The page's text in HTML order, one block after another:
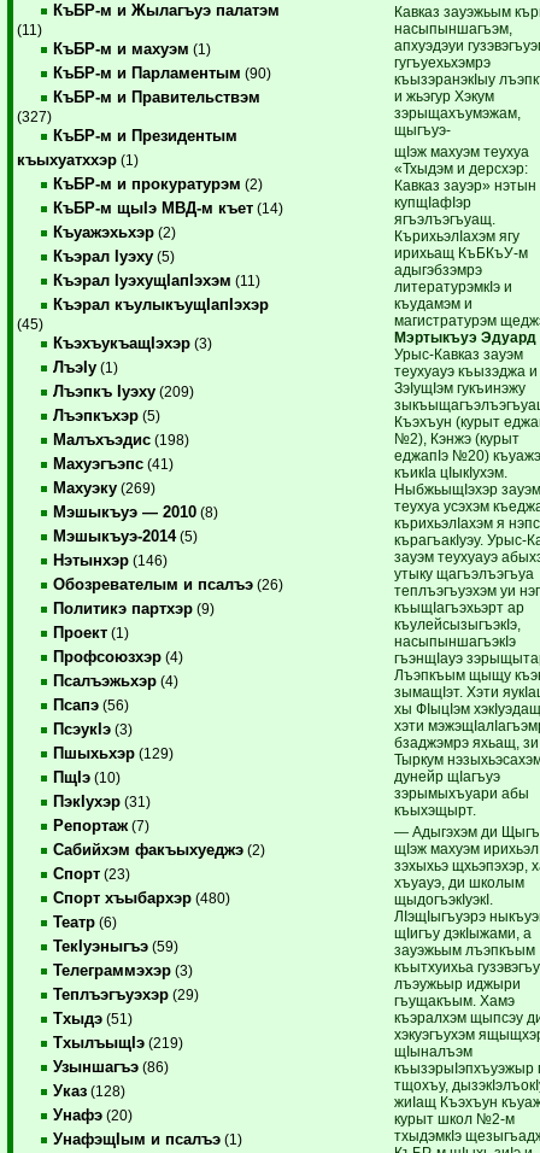
КъБР-м и Жылагъуэ палатэм
(11)
КъБР-м и махуэм (1)
КъБР-м и Парламентым (90)
КъБР-м и Правительствэм
(327)
КъБР-м и Президентым
къыхуатххэр (1)
КъБР-м и прокуратурэм (2)
КъБР-м щыIэ МВД-м къет (14)
Къуажэхьхэр (2)
Къэрал Iуэху (5)
Къэрал IуэхущIапIэхэм (11)
Къэрал къулыкъущIапIэхэр
(45)
КъэхъукъащIэхэр (3)
ЛъэIу (1)
Лъэпкъ Iуэху (209)
Лъэпкъхэр (5)
Малъхъэдис (198)
Махуэгъэпс (41)
Махуэку (269)
Мэшыкъуэ — 2010 (8)
Мэшыкъуэ-2014(5)
Нэтынхэр (146)
Обозревателым и псалъэ (26)
Политикэ партхэр (9)
Проект (1)
Профсоюзхэр (4)
Псалъэжьхэр (4)
Псапэ (56)
ПсэукIэ (3)
Пшыхьхэр (129)
ПщIэ (10)
ПэкIухэр (31)
Репортаж (7)
Сабийхэм факъыхуеджэ (2)
Спорт (23)
Спорт хъыбархэр (480)
Театр (6)
ТекIуэныгъэ (59)
Телеграммэхэр (3)
Теплъэгъуэхэр (29)
Тхыдэ (51)
ТхылъыщIэ (219)
Узыншагъэ (86)
Указ (128)
Унафэ (20)
УнафэщIым и псалъэ (1)
Кавказ зауэжьым
насыпыншагъэм,
апхуэдэуи
гугъуехьхэмрэ
къызэранэкIыу
и жьэгур Хэкум
зэрыщахъумэжам,
щыгъуэ-
щIэж махуэм теухуа
«Тхыдэм и дерсхэр:
Кавказ зауэр» нэтын
купщIафIэр
ягъэлъэгъуащ.
КърихьэлIахэм ягу
ирихьащ КъБКъУ-м
адыгэбзэмрэ
литературэмкIэ и
къудамэм и
магистратурэм
Мэртыкъуэ Эдуард
Урыс-Кавказ зауэм
теухуауэ къызэджа и
ЗэIущIэм гукъинэжу
Къэхъун (курыт
№2), Кэнжэ (курыт
еджапIэ №20)
къикIа цIыкIухэм.
НыбжьыщIэхэр
теухуа усэхэм
кърихьэлIахэм я нэпс
кърагъакIуэу. Урыс-
зауэм теухуауэ
утыку щагъэлъэгъуа
теплъэгъуэхэм уи
къыщIагъэхьэрт ар
къулейсызыгъэкIэ,
насыпыншагъэкIэ
гъэнщIауэ
Лъэпкъым щыщу
зымащIэт. Хэти
хы ФIыцIэм
хэти
бзаджэмрэ яхьащ,
Тыркум
дунейр щIагъуэ
зэрымыхъуари абы
къыхэщырт.
— Адыгэхэм ди
щIэж махуэм
зэхыхьэ щхьэпэхэр,
хъуауэ, ди школым
щыдогъэкIуэкI.
ЛIэщIыгъуэрэ
щIигъу дэкIыжами, а
зауэжьым лъэпкъым
къытхуихьа
лъэужьыр иджыри
гъущакъым. Хамэ
къэралхэм щыпсэу
хэкуэгъухэм
щIыналъэм
къызэрыIэпхъуэжыр
тщохъу,
жиIащ Къэхъун
курыт школ №2-м
тхыдэмкIэ